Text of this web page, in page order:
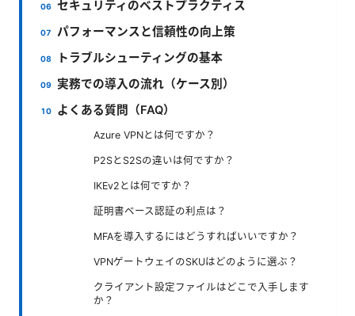
セキュリティのベストプラクティス
パフォーマンスと信頼性の向上策
トラブルシューティングの基本
実務での導入の流れ（ケース別）
よくある質問（FAQ）
Azure VPNとは何ですか？
P2SとS2Sの違いは何ですか？
IKEv2とは何ですか？
証明書ベース認証の利点は？
MFAを導入するにはどうすればいいですか？
VPNゲートウェイのSKUはどのように選ぶ？
クライアント設定ファイルはどこで入手します
か？